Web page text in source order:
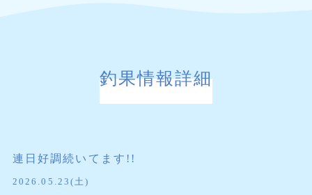
釣果情報詳細
連日好調続いてます!!
2026.05.23(土)